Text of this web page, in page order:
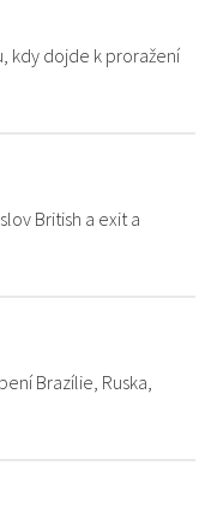
kdy dojde k proražení
British a exit a
Brazílie, Ruska,